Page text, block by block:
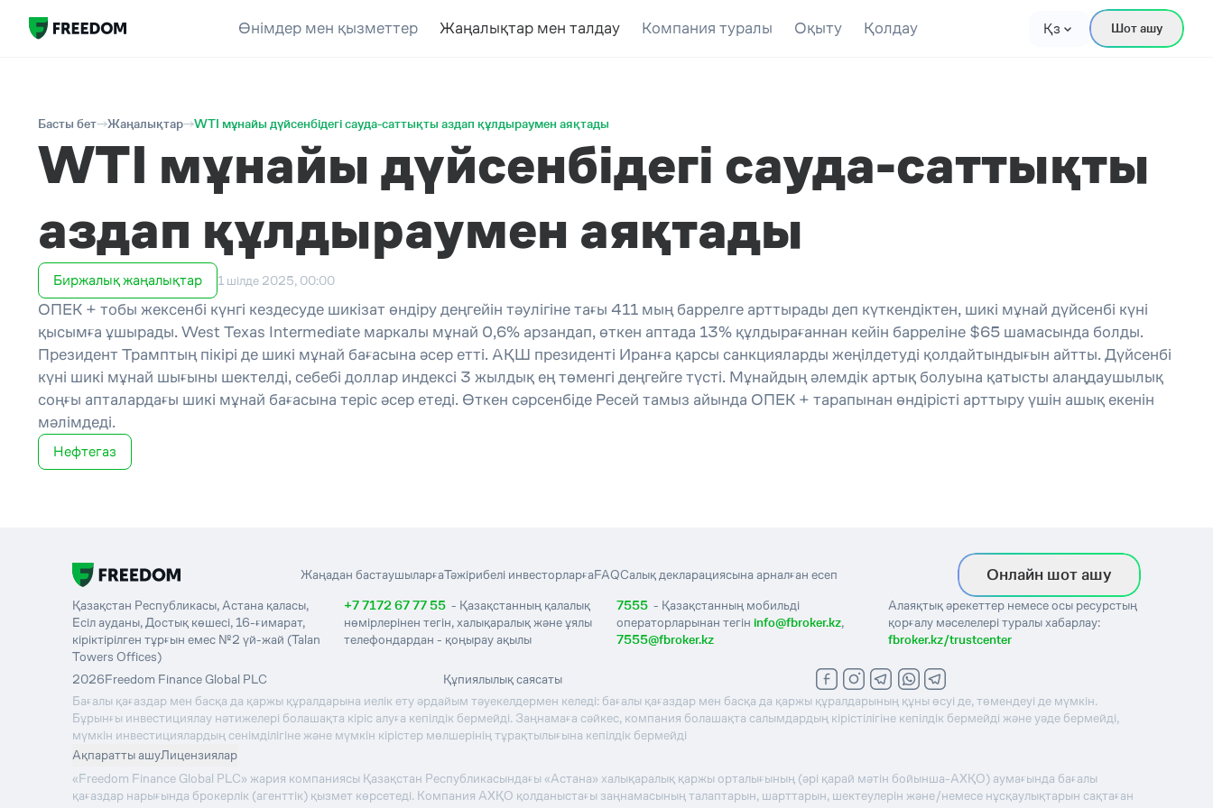
Өнімдер мен қызметтер Жаңалықтар мен талдау Компания туралы Оқыту Қолдау Қз Шот ашу
Басты бет Жаңалықтар WTI мұнайы дүйсенбідегі сауда-саттықты аздап құлдыраумен аяқтады
WTI мұнайы дүйсенбідегі сауда-саттықты
аздап құлдыраумен аяқтады
Биржалық жаңалықтар 1 шілде 2025, 00:00
ОПЕК + тобы жексенбі күнгі кездесуде шикізат өндіру деңгейін тәулігіне тағы 411 мың баррелге арттырады деп күткендіктен, шикі мұнай дүйсенбі күні
қысымға ұшырады. West Texas Intermediate маркалы мұнай 0,6% арзандап, өткен аптада 13% құлдырағаннан кейін барреліне $65 шамасында болды.
Президент Трамптың пікірі де шикі мұнай бағасына әсер етті. АҚШ президенті Иранға қарсы санкцияларды жеңілдетуді қолдайтындығын айтты. Дүйсенбі
күні шикі мұнай шығыны шектелді, себебі доллар индексі 3 жылдық ең төменгі деңгейге түсті. Мұнайдың әлемдік артық болуына қатысты алаңдаушылық
соңғы апталардағы шикі мұнай бағасына теріс әсер етеді. Өткен сәрсенбіде Ресей тамыз айында ОПЕК + тарапынан өндірісті арттыру үшін ашық екенін
мәлімдеді.
Нефтегаз
Жаңадан бастаушыларғаТәжірибелі инвесторларғаFAQСалық декларациясына арналған есеп Онлайн шот ашу
Қазақстан Республикасы, Астана қаласы,
Есіл ауданы, Достық көшесі, 16-ғимарат,
кіріктірілген тұрғын емес №2 үй-жай (Talan
Towers Offices)
+7 7172 67 77 55 - Қазақстанның қалалық
нөмірлерінен тегін, халықаралық және ұялы
телефондардан - қоңырау ақылы
7555 - Қазақстанның мобильді
операторларынан тегін info@fbroker.kz,
7555@fbroker.kz
Алаяқтық әрекеттер немесе осы ресурстың
қорғалу мәселелері туралы хабарлау:
fbroker.kz/trustcenter
2026Freedom Finance Global PLC
Құпиялылық саясаты
Бағалы қағаздар мен басқа да қаржы құралдарына иелік ету әрдайым тәуекелдермен келеді: бағалы қағаздар мен басқа да қаржы құралдарының құны өсуі де, төмендеуі де мүмкін.
Бұрынғы инвестициялау нәтижелері болашақта кіріс алуға кепілдік бермейді. Заңнамаға сәйкес, компания болашақта салымдардың кірістілігіне кепілдік бермейді және уәде бермейді,
мүмкін инвестициялардың сенімділігіне және мүмкін кірістер мөлшерінің тұрақтылығына кепілдік бермейді
Ақпаратты ашуЛицензиялар
«Freedom Finance Global PLC» жария компаниясы Қазақстан Республикасындағы «Астана» халықаралық қаржы орталығының (әрі қарай мәтін бойынша-АХҚО) аумағында бағалы
қағаздар нарығында брокерлік (агенттік) қызмет көрсетеді. Компания АХҚО қолданыстағы заңнамасының талаптарын, шарттарын, шектеулерін және/немесе нұсқаулықтарын сақтаған